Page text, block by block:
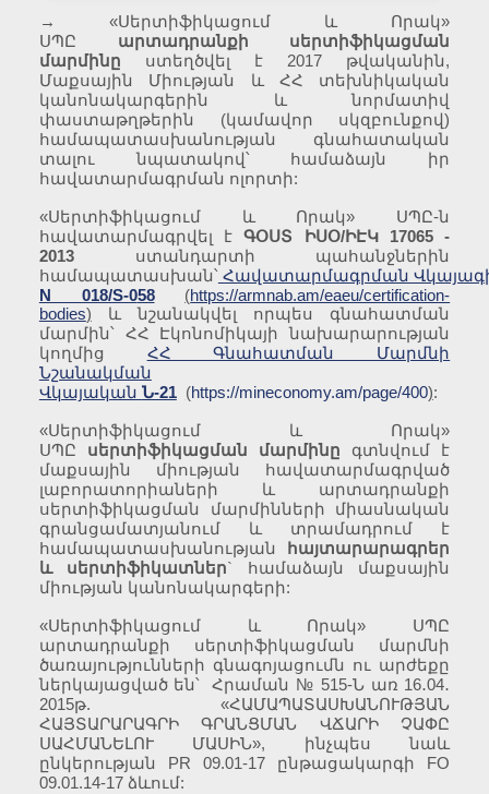
→ «Սերտիֆիկացում և Որակ»
ՍՊԸ արտադրանքի սերտիֆիկացման
մարմինը ստեղծվել է 2017 թվականին,
Մաքսային Միության և ՀՀ տեխնիկական
կանոնակարգերին և նորմատիվ
փաստաթղթերին (կամավոր սկզբունքով)
համապատասխանության գնահատական
տալու նպատակով՝ համաձայն իր
հավատարմագրման ոլորտի:
«Սերտիֆիկացում և Որակ» ՍՊԸ-ն
հավատարմագրվել էԳՕՍՏ ԻՍՕ/ԻԷԿ 17065 -
2013ստանդարտի պահանջներին
համապատասխան՝Հավատարմագրման
N 018/S-058 (https://armnab.am/eaeu/certification-
bodies)
և նշանակվել որպես գնա­հատման
մարմին՝ ՀՀ Էկոնոմիկայի նախարարու­թյան
կողմից ՀՀ Գնահատման Մարմնի
Նշանակման
Վկայական Ն-21 (https://mineconomy.am/page/400):
«Սերտիֆիկացում և Որակ»
ՍՊԸ սերտիֆիկացման մարմինը գտնվում է
մաքսային միության հավատարմագրված
լաբորատորիաների և արտադրանքի
սերտիֆիկաց­ման մարմինների միասնական
գրանցամատյանում և տրամադրում է
համապատասխանության
հայտարարագրեր
և սերտիֆիկատներ` համաձայն մաքսային
միության կանոնակարգերի:
«Սերտիֆիկացում և Որակ» ՍՊԸ
արտադրանքի սերտիֆիկացման մարմնի
ծառայությունների գնագոյացումն ու արժեքը
ներկայացված են՝ Հրաման № 515-Ն առ 16․04․
2015թ. «ՀԱՄԱՊԱՏԱՍԽԱՆՈՒԹՅԱՆ
ՀԱՅՏԱՐԱՐԱԳՐԻ ԳՐԱՆՑՄԱՆ ՎՃԱՐԻ ՉԱՓԸ
ՍԱՀՄԱՆԵԼՈՒ ՄԱՍԻՆ», ինչպես նաև
ընկերության PR 09.01-17 ընթացակարգի FO
09.01.14-17 ձևում: